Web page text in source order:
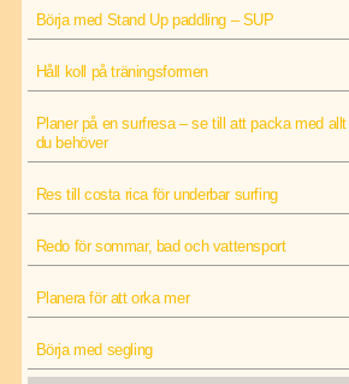
Börja med Stand Up paddling – SUP
Håll koll på träningsformen
Planer på en surfresa – se till att packa med allt
du behöver
Res till costa rica för underbar surfing
Redo för sommar, bad och vattensport
Planera för att orka mer
Börja med segling